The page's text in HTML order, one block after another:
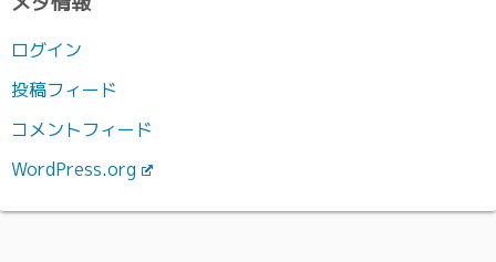
ログイン
投稿フィード
コメントフィード
WordPress.org